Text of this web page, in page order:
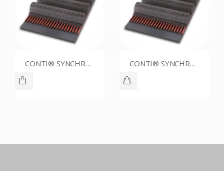
CONTI® SYNCHROBELT 76XL031 CONTI® SYNCHROBELT 88XL031